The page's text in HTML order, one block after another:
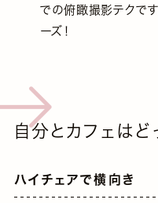
での俯瞰撮影テクです
ーズ！
自分とカフェはど
ハイチェアで横向き